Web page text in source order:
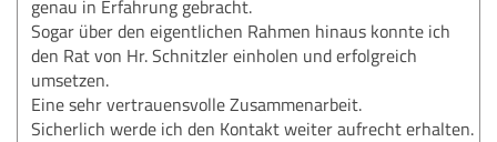
genau in Erfahrung gebracht.
Sogar über den eigentlichen Rahmen hinaus konnte ich
den Rat von Hr. Schnitzler einholen und erfolgreich
umsetzen.
Eine sehr vertrauensvolle Zusammenarbeit.
Sicherlich werde ich den Kontakt weiter aufrecht erhalten.